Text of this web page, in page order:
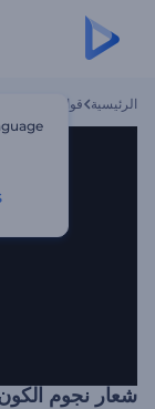
الرئيسية قوالب
شعار نجوم